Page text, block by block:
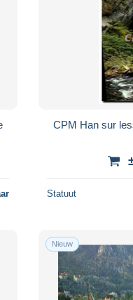
CPM Han sur
Statuut
Nieuw